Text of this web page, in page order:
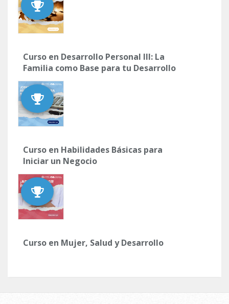
Curso en Desarrollo Personal III: La
Familia como Base para tu Desarrollo
Curso en Habilidades Básicas para
Iniciar un Negocio
Curso en Mujer, Salud y Desarrollo